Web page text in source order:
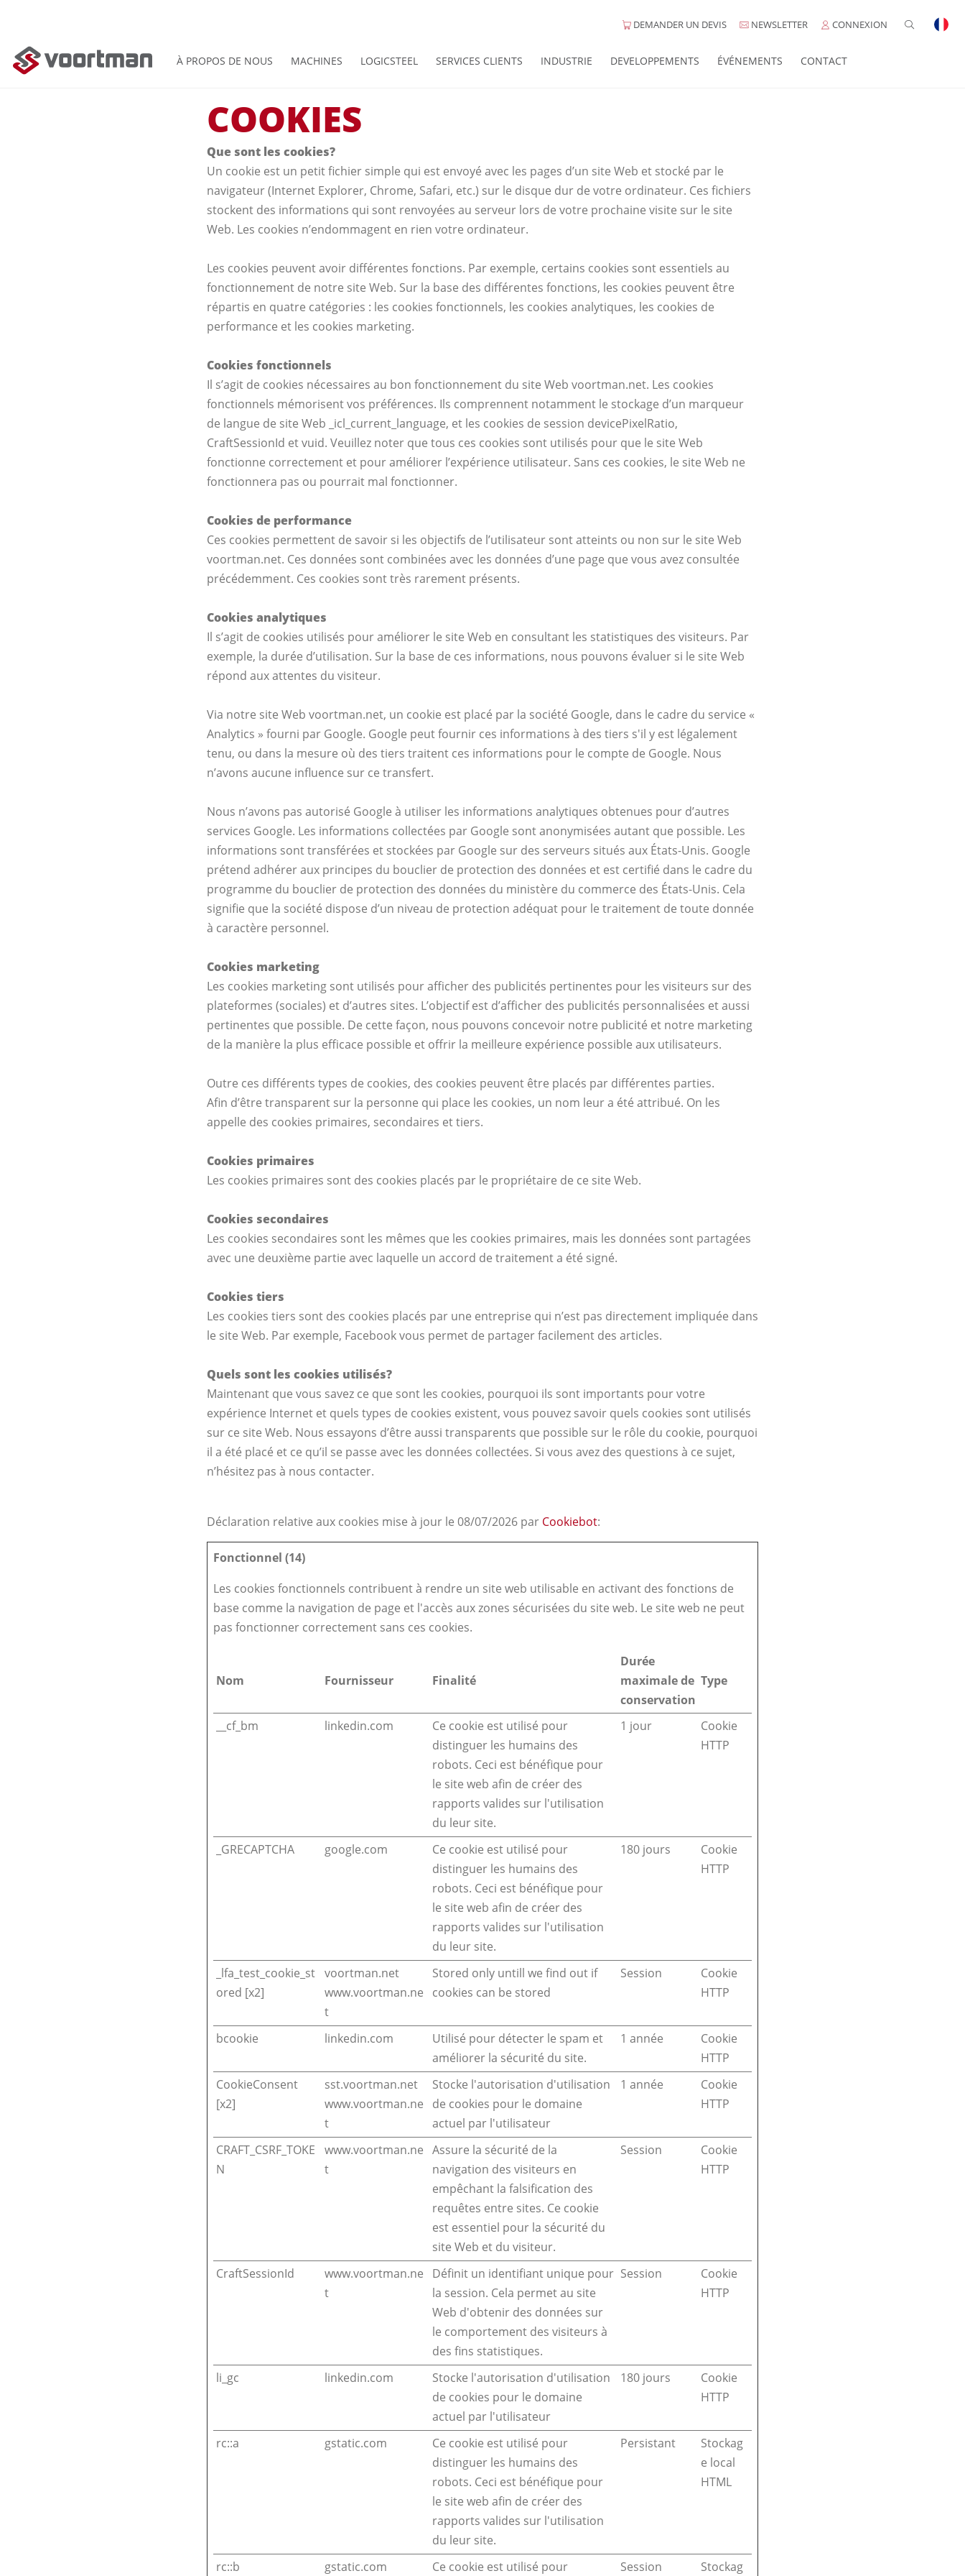
DEMANDER UN DEVIS NEWSLETTER CONNEXION
À PROPOS DE NOUS MACHINES LOGICSTEEL SERVICES CLIENTS INDUSTRIE DEVELOPPEMENTS ÉVÉNEMENTS CONTACT
COOKIES
Que sont les cookies?
Un cookie est un petit fichier simple qui est envoyé avec les pages d’un site Web et stocké par le
navigateur (Internet Explorer, Chrome, Safari, etc.) sur le disque dur de votre ordinateur. Ces fichiers
stockent des informations qui sont renvoyées au serveur lors de votre prochaine visite sur le site
Web. Les cookies n’endommagent en rien votre ordinateur.
Les cookies peuvent avoir différentes fonctions. Par exemple, certains cookies sont essentiels au
fonctionnement de notre site Web. Sur la base des différentes fonctions, les cookies peuvent être
répartis en quatre catégories : les cookies fonctionnels, les cookies analytiques, les cookies de
performance et les cookies marketing.
Cookies fonctionnels
Il s’agit de cookies nécessaires au bon fonctionnement du site Web voortman.net. Les cookies
fonctionnels mémorisent vos préférences. Ils comprennent notamment le stockage d’un marqueur
de langue de site Web _icl_current_language, et les cookies de session devicePixelRatio,
CraftSessionId et vuid. Veuillez noter que tous ces cookies sont utilisés pour que le site Web
fonctionne correctement et pour améliorer l’expérience utilisateur. Sans ces cookies, le site Web ne
fonctionnera pas ou pourrait mal fonctionner.
Cookies de performance
Ces cookies permettent de savoir si les objectifs de l’utilisateur sont atteints ou non sur le site Web
voortman.net. Ces données sont combinées avec les données d’une page que vous avez consultée
précédemment. Ces cookies sont très rarement présents.
Cookies analytiques
Il s’agit de cookies utilisés pour améliorer le site Web en consultant les statistiques des visiteurs. Par
exemple, la durée d’utilisation. Sur la base de ces informations, nous pouvons évaluer si le site Web
répond aux attentes du visiteur.
Via notre site Web voortman.net, un cookie est placé par la société Google, dans le cadre du service «
Analytics » fourni par Google. Google peut fournir ces informations à des tiers s'il y est légalement
tenu, ou dans la mesure où des tiers traitent ces informations pour le compte de Google. Nous
n’avons aucune influence sur ce transfert.
Nous n’avons pas autorisé Google à utiliser les informations analytiques obtenues pour d’autres
services Google. Les informations collectées par Google sont anonymisées autant que possible. Les
informations sont transférées et stockées par Google sur des serveurs situés aux États-Unis. Google
prétend adhérer aux principes du bouclier de protection des données et est certifié dans le cadre du
programme du bouclier de protection des données du ministère du commerce des États-Unis. Cela
signifie que la société dispose d’un niveau de protection adéquat pour le traitement de toute donnée
à caractère personnel.
Cookies marketing
Les cookies marketing sont utilisés pour afficher des publicités pertinentes pour les visiteurs sur des
plateformes (sociales) et d’autres sites. L’objectif est d’afficher des publicités personnalisées et aussi
pertinentes que possible. De cette façon, nous pouvons concevoir notre publicité et notre marketing
de la manière la plus efficace possible et offrir la meilleure expérience possible aux utilisateurs.
Outre ces différents types de cookies, des cookies peuvent être placés par différentes parties.
Afin d’être transparent sur la personne qui place les cookies, un nom leur a été attribué. On les
appelle des cookies primaires, secondaires et tiers.
Cookies primaires
Les cookies primaires sont des cookies placés par le propriétaire de ce site Web.
Cookies secondaires
Les cookies secondaires sont les mêmes que les cookies primaires, mais les données sont partagées
avec une deuxième partie avec laquelle un accord de traitement a été signé.
Cookies tiers
Les cookies tiers sont des cookies placés par une entreprise qui n’est pas directement impliquée dans
le site Web. Par exemple, Facebook vous permet de partager facilement des articles.
Quels sont les cookies utilisés?
Maintenant que vous savez ce que sont les cookies, pourquoi ils sont importants pour votre
expérience Internet et quels types de cookies existent, vous pouvez savoir quels cookies sont utilisés
sur ce site Web. Nous essayons d’être aussi transparents que possible sur le rôle du cookie, pourquoi
il a été placé et ce qu’il se passe avec les données collectées. Si vous avez des questions à ce sujet,
n’hésitez pas à nous contacter.
Déclaration relative aux cookies mise à jour le 08/07/2026 par Cookiebot:
Fonctionnel (14)
Les cookies fonctionnels contribuent à rendre un site web utilisable en activant des fonctions de
base comme la navigation de page et l'accès aux zones sécurisées du site web. Le site web ne peut
pas fonctionner correctement sans ces cookies.
Nom Fournisseur Finalité
Durée
maximale de
conservation
Type
__cf_bm linkedin.com
Ce cookie est utilisé pour
distinguer les humains des
robots. Ceci est bénéfique pour
le site web afin de créer des
rapports valides sur l'utilisation
du leur site.
1 jour
Cookie
HTTP
_GRECAPTCHA google.com
Ce cookie est utilisé pour
distinguer les humains des
robots. Ceci est bénéfique pour
le site web afin de créer des
rapports valides sur l'utilisation
du leur site.
180 jours
Cookie
HTTP
_lfa_test_cookie_st
ored [x2]
voortman.net
www.voortman.ne
t
Stored only untill we find out if
cookies can be stored
Session
Cookie
HTTP
bcookie linkedin.com
Utilisé pour détecter le spam et
améliorer la sécurité du site.
1 année
Cookie
HTTP
CookieConsent
[x2]
sst.voortman.net
www.voortman.ne
t
Stocke l'autorisation d'utilisation
de cookies pour le domaine
actuel par l'utilisateur
1 année
Cookie
HTTP
CRAFT_CSRF_TOKE
N
www.voortman.ne
t
Assure la sécurité de la
navigation des visiteurs en
empêchant la falsification des
requêtes entre sites. Ce cookie
est essentiel pour la sécurité du
site Web et du visiteur.
Session
Cookie
HTTP
CraftSessionId
www.voortman.ne
t
Définit un identifiant unique pour
la session. Cela permet au site
Web d'obtenir des données sur
le comportement des visiteurs à
des fins statistiques.
Session
Cookie
HTTP
li_gc linkedin.com
Stocke l'autorisation d'utilisation
de cookies pour le domaine
actuel par l'utilisateur
180 jours
Cookie
HTTP
rc::a gstatic.com
Ce cookie est utilisé pour
distinguer les humains des
robots. Ceci est bénéfique pour
le site web afin de créer des
rapports valides sur l'utilisation
du leur site.
Persistant
Stockag
e local
HTML
rc::b gstatic.com Ce cookie est utilisé pour Session Stockag